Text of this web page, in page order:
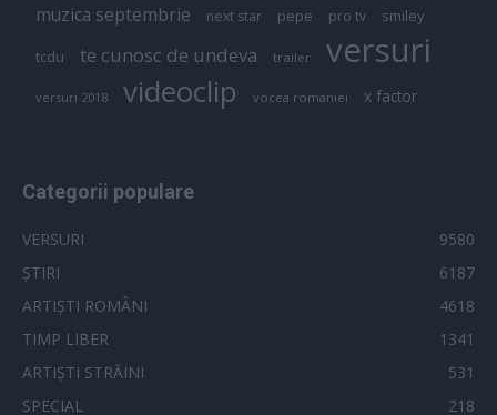
muzica septembrie next star pepe pro tv smiley
tcdu te cunosc de undeva trailer versuri
versuri 2018 videoclip vocea romaniei x factor
Categorii populare
VERSURI
9580
ȘTIRI
6187
ARTIȘTI ROMÂNI
4618
TIMP LIBER
1341
ARTIȘTI STRĂINI
531
SPECIAL
218